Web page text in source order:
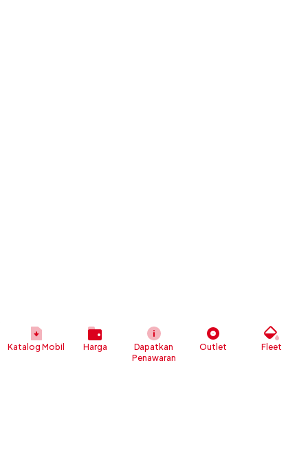
Katalog Mobil Harga
Dapatkan
Penawaran
Outlet Fleet